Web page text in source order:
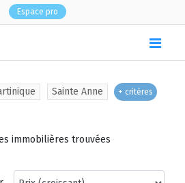
Espace pro
Sainte Anne + critères
immobilières trouvées